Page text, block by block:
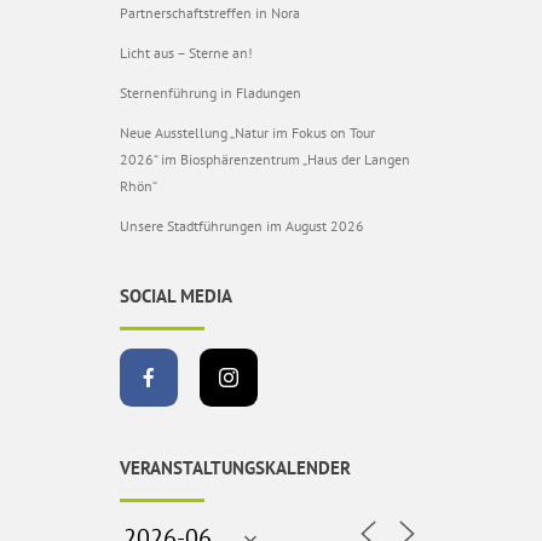
Partnerschaftstreffen in Nora
Licht aus – Sterne an!
Sternenführung in Fladungen
Neue Ausstellung „Natur im Fokus on Tour
2026“ im Biosphärenzentrum „Haus der Langen
Rhön“
Unsere Stadtführungen im August 2026
SOCIAL MEDIA
VERANSTALTUNGSKALENDER